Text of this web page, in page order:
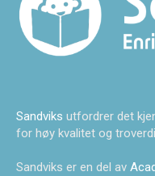
Sandviks utfordrer det
for høy kvalitet og
Sandviks er en del av